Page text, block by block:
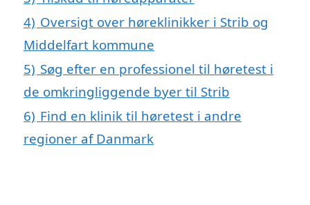
4) Oversigt over høreklinikker i Strib og
Middelfart kommune
5) Søg efter en professionel til høretest i
de omkringliggende byer til Strib
6) Find en klinik til høretest i andre
regioner af Danmark